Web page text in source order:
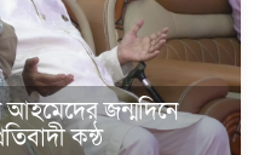
আহমেদের জন্মদিনে
কন্ঠ